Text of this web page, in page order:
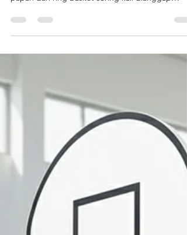
papan dan ring basket sering kali dianggap
basket fiberglass yang serius, terukur, dan
basket bukan sekadar papan, melainkan bagian
penting dari sistem olahraga yang dipakai intens,
bertahun-tahun, dan ole